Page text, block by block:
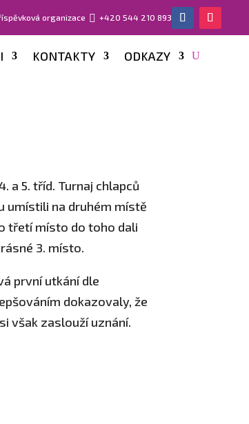
organizace  +420 544 210 893
KONTAKTY ODKAZY
a 5. tříd. Turnaj chlapců
umístili na druhém místě
třetí místo do toho dali
3. místo.
první utkání dle
dokazovaly, že
však zaslouží uznání.